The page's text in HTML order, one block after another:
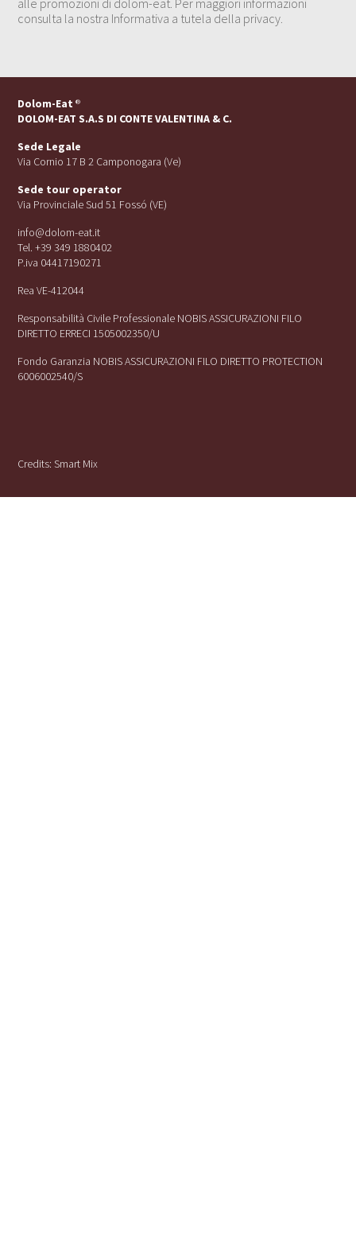
consulta la nostra Informativa a tutela della privacy.
Dolom-Eat ®
DOLOM-EAT S.A.S DI CONTE VALENTINA & C.
Sede Legale
Via Cornio 17 B 2 Camponogara (Ve)
Sede tour operator
Via Provinciale Sud 51 Fossó (VE)
info@dolom-eat.it
Tel. +39 349 1880402
P.iva 04417190271
Rea VE-412044
Responsabilità Civile Professionale NOBIS ASSICURAZIONI FILO
DIRETTO ERRECI 1505002350/U
Fondo Garanzia NOBIS ASSICURAZIONI FILO DIRETTO PROTECTION
6006002540/S
Credits:Smart Mix